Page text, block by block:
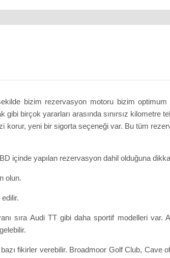
bizim rezervasyon motoru bizim
birçok yararları arasında sınırsız kilometre
korur, yeni bir sigorta seçeneği var. Bu tüm
içinde yapılan rezervasyon dahil olduğuna
olun.
sıra Audi TT gibi daha sportif modelleri var.
fikirler verebilir. Broadmoor Golf Club, Cave